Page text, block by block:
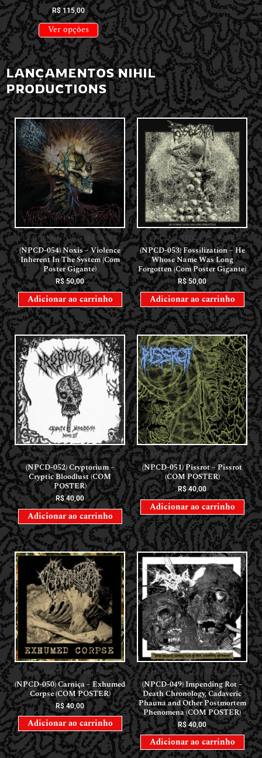
R$115,00
Ver opções
LANÇAMENTOS NIHIL
PRODUCTIONS
LANÇAMENTOS // RELEASES
(NPCD-054) Noxis – Violence
Inherent In The System (Com
Poster Gigante)
R$50,00
Adicionar ao carrinho
LANÇAMENTOS // RELEASES
(NPCD-053) Fossilization – He
Whose Name Was Long
Forgotten (Com Poster Gigante)
R$ 50,00
Adicionar ao carrinho
LANÇAMENTOS // RELEASES
(NPCD-052) Cryptorium –
Cryptic Bloodlust (COM
POSTER)
R$40,00
Adicionar ao carrinho
LANÇAMENTOS // RELEASES
(NPCD-051) Pissrot – Pissrot
(COM POSTER)
R$40,00
Adicionar ao carrinho
LANÇAMENTOS // RELEASES
(NPCD-050) Carniça – Exhumed
Corpse (COM POSTER)
R$40,00
Adicionar ao carrinho
LANÇAMENTOS // RELEASES
(NPCD-049) Impending Rot –
Death Chronology, Cadaveric
Phauna and Other Postmortem
Phenomena (COM POSTER)
R$40,00
Adicionar ao carrinho